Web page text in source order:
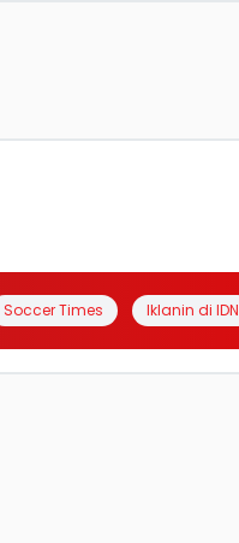
Soccer Times Iklanin di IDN